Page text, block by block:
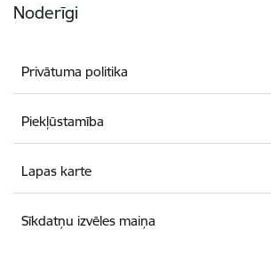
Noderīgi
Privātuma politika
Piekļūstamība
Lapas karte
Sīkdatņu izvēles maiņa